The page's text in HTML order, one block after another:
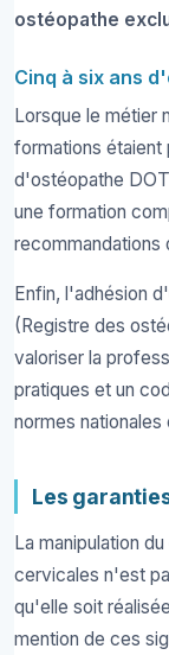
ostéopathe
Cinq à six ans
Lorsque le métier
formations étaient
d'ostéopathe
une formation
recommandations
Enfin, l'adhésion
(Registre des
valoriser la
pratiques et un
normes nationales
Les
La manipulation
cervicales n'est
qu'elle soit
mention de ces